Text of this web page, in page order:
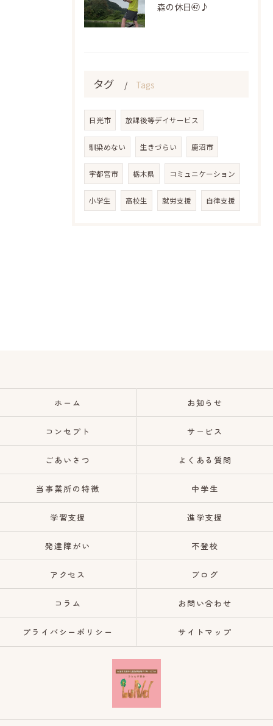
森の休日㊼♪
タグ Tags
日光市 放課後等デイサービス
馴染めない 生きづらい 鹿沼市
宇都宮市 栃木県 コミュニケーション
小学生 高校生 就労支援 自律支援
ホーム お知らせ
コンセプト サービス
ごあいさつ よくある質問
当事業所の特徴 中学生
学習支援 進学支援
発達障がい 不登校
アクセス ブログ
コラム お問い合わせ
プライバシーポリシー サイトマップ